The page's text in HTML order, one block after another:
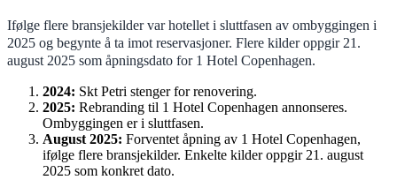
Ifølge flere bransjekilder var hotellet i sluttfasen av ombyggingen i
2025 og begynte å ta imot reservasjoner. Flere kilder oppgir 21.
august 2025 som åpningsdato for 1 Hotel Copenhagen.
2024: Skt Petri stenger for renovering.
2025: Rebranding til 1 Hotel Copenhagen annonseres.
Ombyggingen er i sluttfasen.
August 2025: Forventet åpning av 1 Hotel Copenhagen,
ifølge flere bransjekilder. Enkelte kilder oppgir 21. august
2025 som konkret dato.